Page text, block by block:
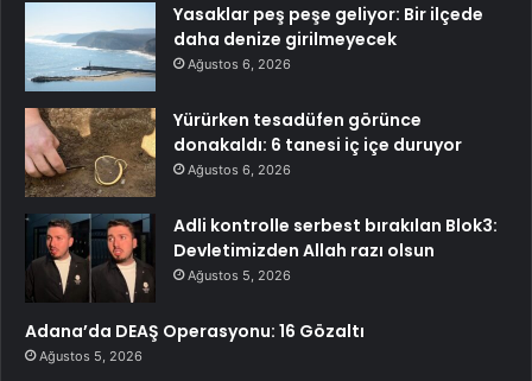
Yasaklar peş peşe geliyor: Bir ilçede
daha denize girilmeyecek
Ağustos 6, 2026
Yürürken tesadüfen görünce
donakaldı: 6 tanesi iç içe duruyor
Ağustos 6, 2026
Adli kontrolle serbest bırakılan Blok3:
Devletimizden Allah razı olsun
Ağustos 5, 2026
Adana’da DEAŞ Operasyonu: 16 Gözaltı
Ağustos 5, 2026